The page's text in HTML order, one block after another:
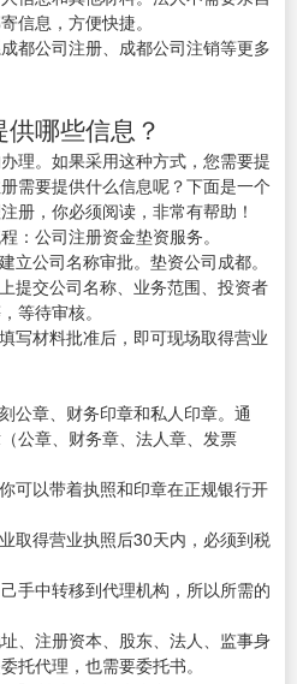
信息，方便快捷。
都公司注册、成都公司注销等更多
哪些信息？
理。如果采用这种方式，您需要提
需要提供什么信息呢？下面是一个
册，你必须阅读，非常有帮助！
：公司注册资金垫资服务。
立公司名称审批。垫资公司成都。
提交公司名称、业务范围、投资者
等待审核。
写材料批准后，即可现场取得营业
公章、财务印章和私人印章。通
公章、财务章、法人章、发票
可以带着执照和印章在正规银行开
取得营业执照后30天内，必须到税
手中转移到代理机构，所以所需的
、注册资本、股东、法人、监事身
托代理，也需要委托书。